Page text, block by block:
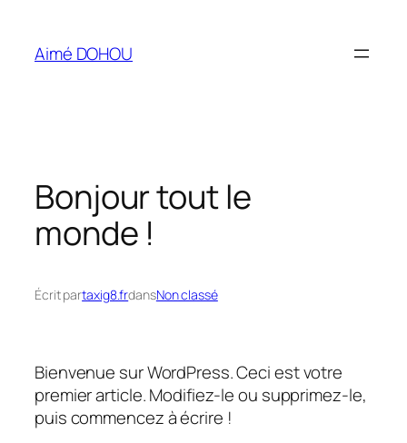
contenu
Aimé DOHOU
Bonjour tout le
monde !
Écrit partaxig8.frdansNon classé
Bienvenue sur WordPress. Ceci est votre
premier article. Modifiez-le ou supprimez-le,
puis commencez à écrire !